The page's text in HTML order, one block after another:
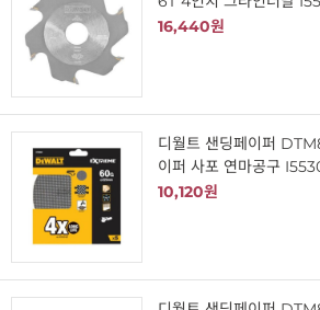
16,440원
디월트 샌딩페이퍼
이퍼 사포 연마공구
10,120원